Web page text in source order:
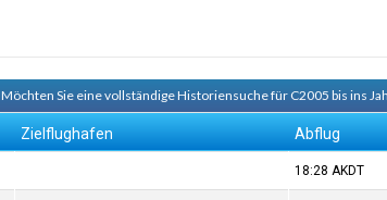
Möchten Sie eine vollständige Historiensuche für C2005 bis ins
Zielflughafen Abflug
18:28AKDT